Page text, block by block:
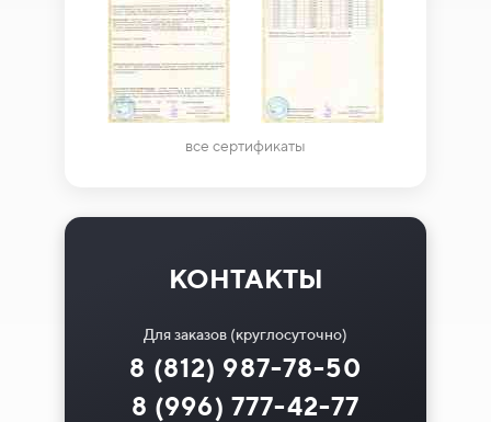
все сертификаты
КОНТАКТЫ
Для заказов (круглосуточно)
8 (996) 777-42-77
8 (812) 987-78-50